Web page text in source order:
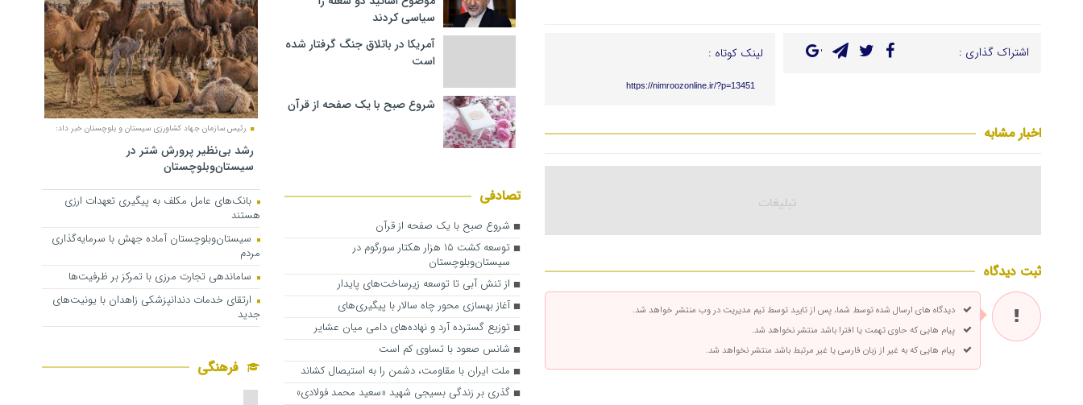
اشتراک گذاری : لینک کوتاه :
https://nimroozonline.ir/?p=13451
اخبار مشابه
ثبت دیدگاه
دیدگاه های ارسال شده توسط شما، پس از تایید توسط تیم مدیریت در وب منتشر خواهد شد.
پیام هایی که حاوی تهمت یا افترا باشد منتشر نخواهد شد.
پیام هایی که به غیر از زبان فارسی یا غیر مرتبط باشد منتشر نخواهد شد.
سیاسی کردند
آمریکا در باتلاق جنگ گرفتار شده
است
شروع صبح با یک صفحه از قرآن
تصادفی
شروع صبح با یک صفحه از قرآن
توسعه کشت ۱۵ هزار هکتار سورگوم در
سیستان‌وبلوچستان
از تنش آبی تا توسعه زیرساخت‌های پایدار
آغاز بهسازی محور چاه سالار با پیگیری‌های
توزیع گسترده آرد و نهاده‌های دامی میان عشایر
شانس صعود با تساوی کم است
ملت ایران با مقاومت، دشمن را به استیصال کشاند
گذری بر زندگی بسیجی شهید «سعید محمد فولادی»
رئیس سازمان جهاد کشاورزی سیستان و بلوچستان خبر داد:
رشد بی‌نظیر پرورش شتر در
سیستان‌وبلوچستان
بانک‌های عامل مکلف به پیگیری تعهدات ارزی
هستند
سیستان‌وبلوچستان آماده جهش با سرمایه‌گذاری
مردم
ساماندهی تجارت مرزی با تمرکز بر ظرفیت‌ها
ارتقای خدمات دندانپزشکی زاهدان با یونیت‌های
جدید
فرهنگی